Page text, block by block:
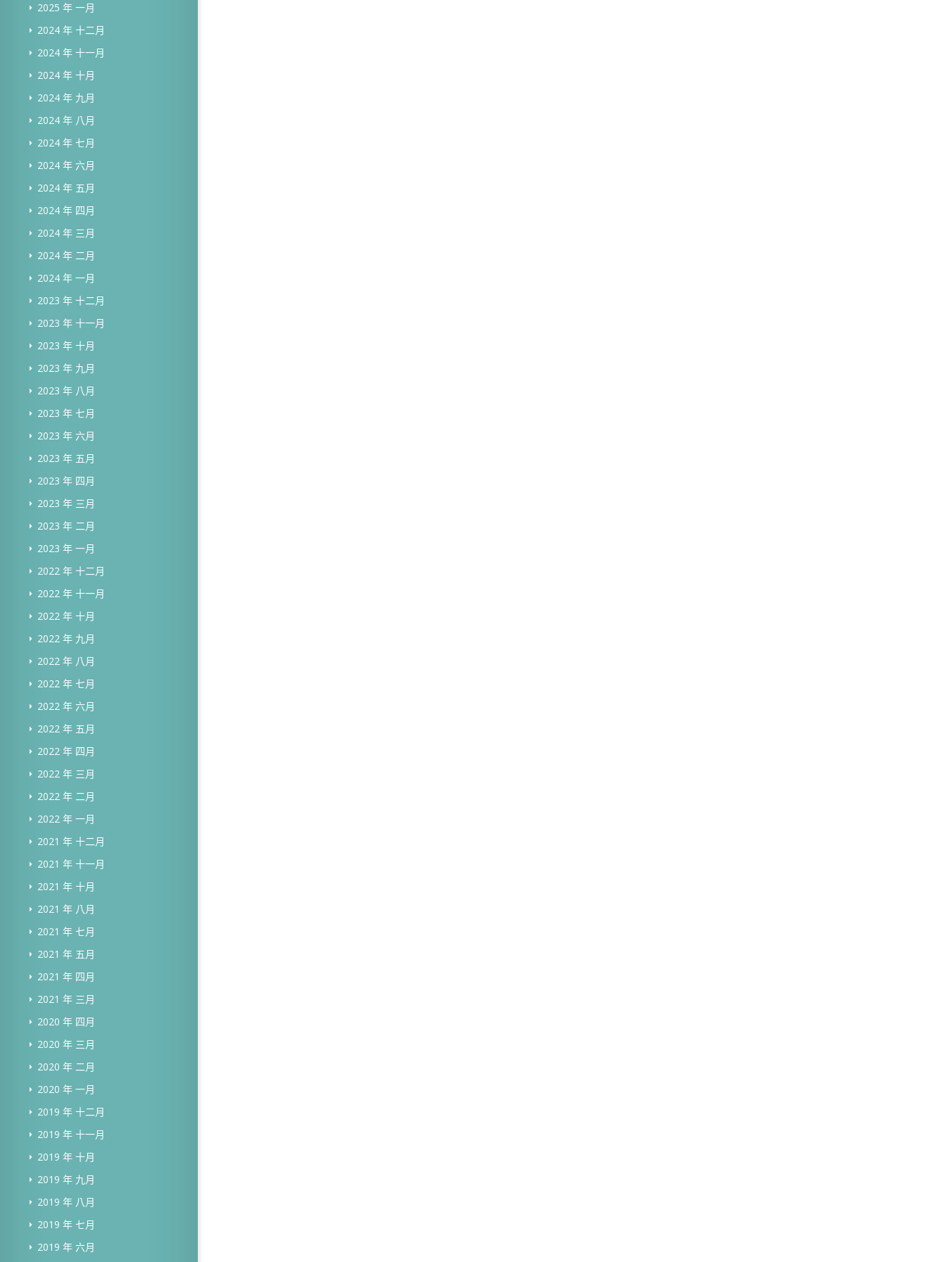
2025 年 一月
2024 年 十二月
2024 年 十一月
2024 年 十月
2024 年 九月
2024 年 八月
2024 年 七月
2024 年 六月
2024 年 五月
2024 年 四月
2024 年 三月
2024 年 二月
2024 年 一月
2023 年 十二月
2023 年 十一月
2023 年 十月
2023 年 九月
2023 年 八月
2023 年 七月
2023 年 六月
2023 年 五月
2023 年 四月
2023 年 三月
2023 年 二月
2023 年 一月
2022 年 十二月
2022 年 十一月
2022 年 十月
2022 年 九月
2022 年 八月
2022 年 七月
2022 年 六月
2022 年 五月
2022 年 四月
2022 年 三月
2022 年 二月
2022 年 一月
2021 年 十二月
2021 年 十一月
2021 年 十月
2021 年 八月
2021 年 七月
2021 年 五月
2021 年 四月
2021 年 三月
2020 年 四月
2020 年 三月
2020 年 二月
2020 年 一月
2019 年 十二月
2019 年 十一月
2019 年 十月
2019 年 九月
2019 年 八月
2019 年 七月
2019 年 六月